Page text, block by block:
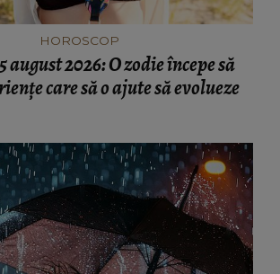
HOROSCOP
august 2026: O zodie începe să
care să o ajute să evolueze